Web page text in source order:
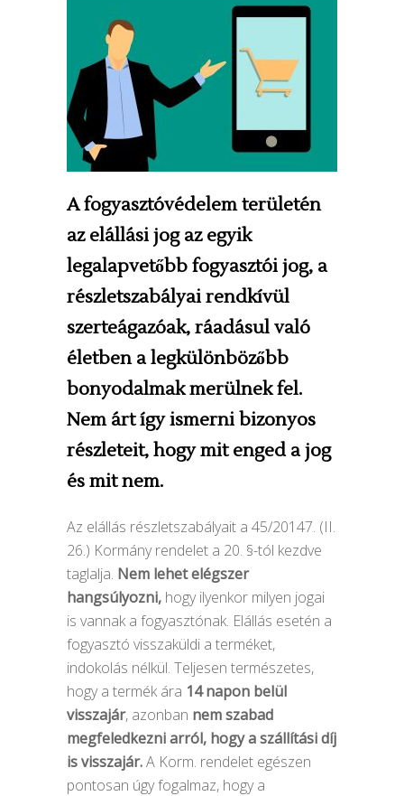
A fogyasztóvédelem területén
az elállási jog az egyik
legalapvetőbb fogyasztói jog, a
részletszabályai rendkívül
szerteágazóak, ráadásul való
életben a legkülönbözőbb
bonyodalmak merülnek fel.
Nem árt így ismerni bizonyos
részleteit, hogy mit enged a jog
és mit nem.
Az elállás részletszabályait a 45/20147. (II.
26.) Kormány rendelet a 20. §-tól kezdve
taglalja. Nem lehet elégszer
hangsúlyozni, hogy ilyenkor milyen jogai
is vannak a fogyasztónak. Elállás esetén a
fogyasztó visszaküldi a terméket,
indokolás nélkül. Teljesen természetes,
hogy a termék ára 14 napon belül
visszajár, azonban nem szabad
megfeledkezni arról, hogy a szállítási díj
is visszajár.A Korm. rendelet egészen
pontosan úgy fogalmaz, hogy a